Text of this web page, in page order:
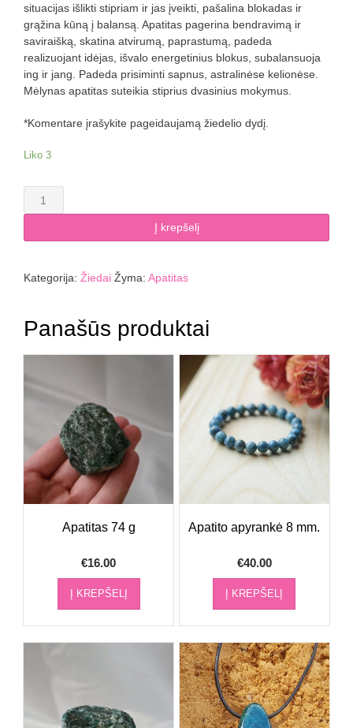
situacijas išlikti stipriam ir jas įveikti, pašalina blokadas ir
grąžina kūną į balansą. Apatitas pagerina bendravimą ir
saviraišką, skatina atvirumą, paprastumą, padeda
realizuojant idėjas, išvalo energetinius blokus, subalansuoja
ing ir jang. Padeda prisiminti sapnus, astralinėse kelionėse.
Mėlynas apatitas suteikia stiprius dvasinius mokymus.
*Komentare įrašykite pageidaujamą žiedelio dydį.
Liko 3
produkto
kiekis:
žiedelis
mm
Į krepšelį
Kategorija: Žiedai Žyma: Apatitas
Panašūs produktai
Apatitas 74 g
€16.00
Į KREPŠELĮ
Apatito apyrankė 8 mm.
€40.00
Į KREPŠELĮ